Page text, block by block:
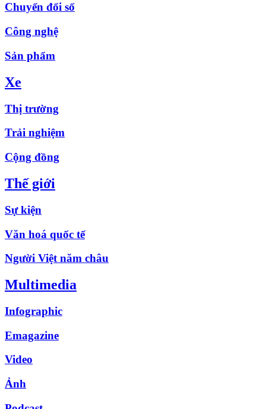
Chuyển đổi số
Công nghệ
Sản phẩm
Xe
Thị trường
Trải nghiệm
Cộng đồng
Thế giới
Sự kiện
Văn hoá quốc tế
Người Việt năm châu
Multimedia
Infographic
Emagazine
Video
Ảnh